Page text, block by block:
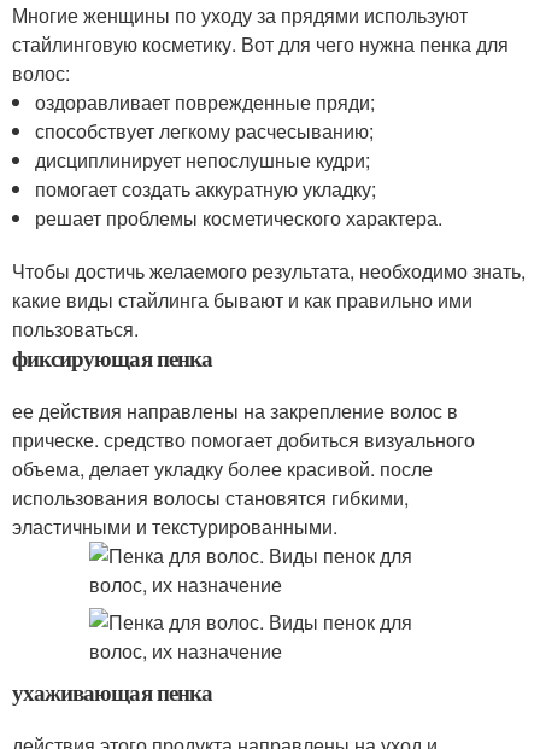
Многие женщины по уходу за прядями используют
стайлинговую косметику. Вот для чего нужна пенка для
волос:
оздоравливает поврежденные пряди;
способствует легкому расчесыванию;
дисциплинирует непослушные кудри;
помогает создать аккуратную укладку;
решает проблемы косметического характера.
Чтобы достичь желаемого результата, необходимо знать,
какие виды стайлинга бывают и как правильно ими
пользоваться.
фиксирующая пенка
ее действия направлены на закрепление волос в
прическе. средство помогает добиться визуального
объема, делает укладку более красивой. после
использования волосы становятся гибкими,
эластичными и текстурированными.
ухаживающая пенка